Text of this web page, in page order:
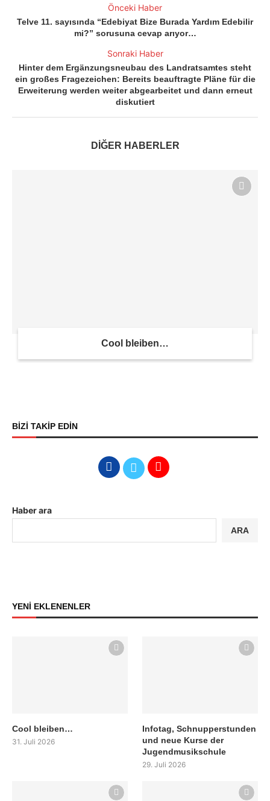
Önceki Haber
Telve 11. sayısında “Edebiyat Bize Burada Yardım Edebilir
mi?” sorusuna cevap arıyor…
Sonraki Haber
Hinter dem Ergänzungsneubau des Landratsamtes steht
ein großes Fragezeichen: Bereits beauftragte Pläne für die
Erweiterung werden weiter abgearbeitet und dann erneut
diskutiert
DİĞER HABERLER
Cool bleiben…
BİZİ TAKİP EDİN
Haber ara
ARA
YENİ EKLENENLER
Cool bleiben…
31. Juli 2026
Infotag, Schnupperstunden
und neue Kurse der
Jugendmusikschule
29. Juli 2026